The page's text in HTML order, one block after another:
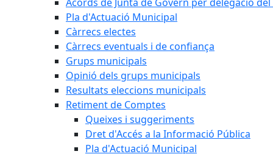
Pla d'Actuació Municipal
Càrrecs electes
Càrrecs eventuals i de confiança
Grups municipals
Opinió dels grups municipals
Resultats eleccions municipals
Retiment de Comptes
Queixes i suggeriments
Dret d'Accés a la Informació Pública
Pla d'Actuació Municipal